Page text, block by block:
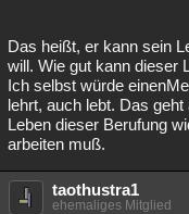
Das heißt, er kann sein
will. Wie gut kann dieser
Ich selbst würde
lehrt, auch lebt. Das
Leben dieser Berufung
arbeiten muß.
taothustra1
ehemaliges Mitglied